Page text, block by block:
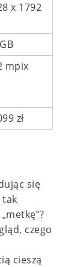
x 1792
mpix
zł
się
tak
czego
cieszą